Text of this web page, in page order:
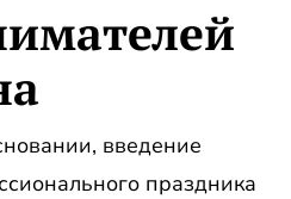
введение
праздника